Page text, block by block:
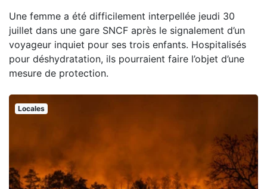
Une femme a été difficilement interpellée jeudi 30
juillet dans une gare SNCF après le signalement d’un
voyageur inquiet pour ses trois enfants. Hospitalisés
pour déshydratation, ils pourraient faire l’objet d’une
mesure de protection.
Locales